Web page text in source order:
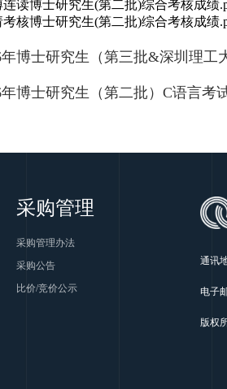
读博士研究生(第二批)综合考核成绩
核博士研究生(第二批)综合考核成绩
博士研究生（第三批&深圳理工
博士研究生（第二批）C语言考
采购管理
采购管理办法
采购公告
比价/竞价公示
通讯
电子
版权